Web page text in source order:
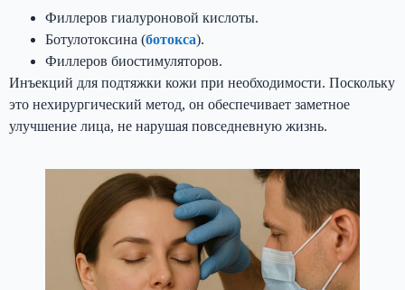
Филлеров гиалуроновой кислоты.
Ботулотоксина (ботокса).
Филлеров биостимуляторов.
Инъекций для подтяжки кожи при необходимости. Поскольку
это нехирургический метод, он обеспечивает заметное
улучшение лица, не нарушая повседневную жизнь.